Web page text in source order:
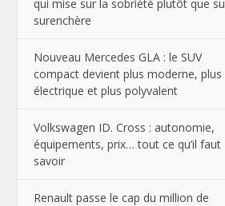
qui mise sur la sobriété plutôt que
surenchère
Nouveau Mercedes GLA : le SUV
compact devient plus moderne, plus
électrique et plus polyvalent
Volkswagen ID. Cross : autonomie,
équipements, prix… tout ce qu’il faut
savoir
Renault passe le cap du million de